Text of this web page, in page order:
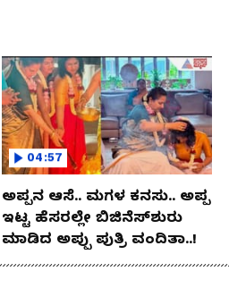
ನೀವೇ ಜವಾಬ್ದಾರರು ಎಂದು
ಜಾಲತಾಣಗಳಲ್ಲಿ ವೈರಲ್
04:57
ಅಪ್ಪನ ಆಸೆ.. ಮಗಳ ಕನಸು.. ಅಪ್ಪ
ಇಟ್ಟ ಹೆಸರಲ್ಲೇ ಬಿಜಿನೆಸ್​ಶುರು
ಮಾಡಿದ ಅಪ್ಪು ಪುತ್ರಿ ವಂದಿತಾ..!